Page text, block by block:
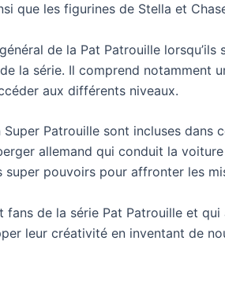
que les figurines de Stella et
de la Pat Patrouille
la série. Il comprend
aux différents niveaux.
Patrouille sont incluses
allemand qui conduit la
pouvoirs pour affronter les
de la série Pat Patrouille et
leur créativité en inventant de